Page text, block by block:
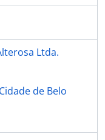
Ltda.
de Belo